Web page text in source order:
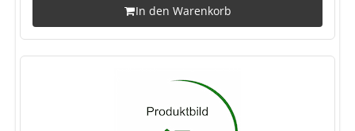
In den Warenkorb